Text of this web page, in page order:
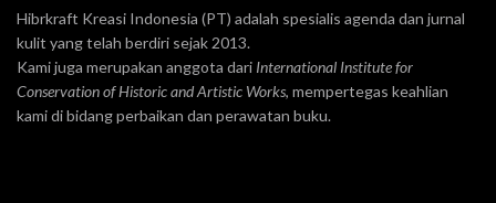
Hibrkraft Kreasi Indonesia (PT) adalah spesialis agenda dan jurnal
kulit yang telah berdiri sejak 2013.
Kami juga merupakan anggota dari International Institute for
Conservation of Historic and Artistic Works, mempertegas keahlian
kami di bidang perbaikan dan perawatan buku.